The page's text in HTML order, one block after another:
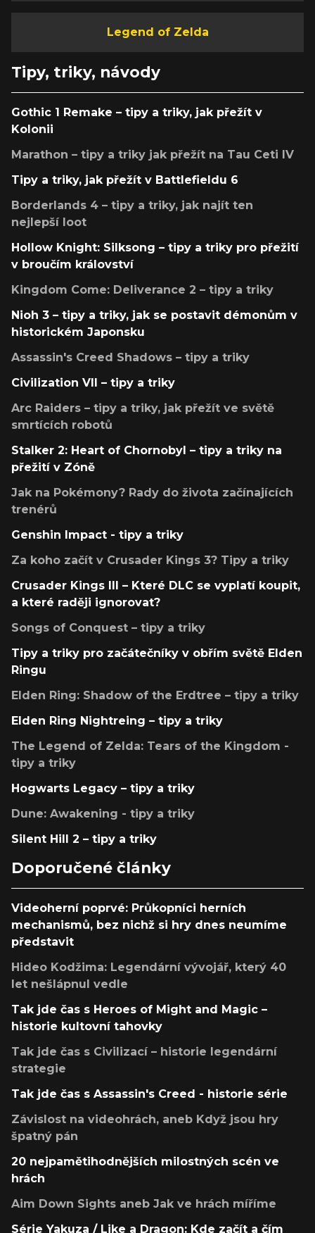
Legend of Zelda
Tipy, triky, návody
Gothic 1 Remake – tipy a triky, jak přežít v
Kolonii
Marathon – tipy a triky jak přežít na Tau Ceti IV
Tipy a triky, jak přežít v Battlefieldu 6
Borderlands 4 – tipy a triky, jak najít ten
nejlepší loot
Hollow Knight: Silksong – tipy a triky pro přežití
v broučím království
Kingdom Come: Deliverance 2 – tipy a triky
Nioh 3 – tipy a triky, jak se postavit démonům v
historickém Japonsku
Assassin's Creed Shadows – tipy a triky
Civilization VII – tipy a triky
Arc Raiders – tipy a triky, jak přežít ve světě
smrtících robotů
Stalker 2: Heart of Chornobyl – tipy a triky na
přežití v Zóně
Jak na Pokémony? Rady do života začínajících
trenérů
Genshin Impact - tipy a triky
Za koho začít v Crusader Kings 3? Tipy a triky
Crusader Kings III – Které DLC se vyplatí koupit,
a které raději ignorovat?
Songs of Conquest – tipy a triky
Tipy a triky pro začátečníky v obřím světě Elden
Ringu
Elden Ring: Shadow of the Erdtree – tipy a triky
Elden Ring Nightreing – tipy a triky
The Legend of Zelda: Tears of the Kingdom -
tipy a triky
Hogwarts Legacy – tipy a triky
Dune: Awakening - tipy a triky
Silent Hill 2 – tipy a triky
Doporučené články
Videoherní poprvé: Průkopníci herních
mechanismů, bez nichž si hry dnes neumíme
představit
Hideo Kodžima: Legendární vývojář, který 40
let nešlápnul vedle
Tak jde čas s Heroes of Might and Magic –
historie kultovní tahovky
Tak jde čas s Civilizací – historie legendární
strategie
Tak jde čas s Assassin's Creed - historie série
Závislost na videohrách, aneb Když jsou hry
špatný pán
20 nejpamětihodnějších milostných scén ve
hrách
Aim Down Sights aneb Jak ve hrách míříme
Série Yakuza / Like a Dragon: Kde začít a čím